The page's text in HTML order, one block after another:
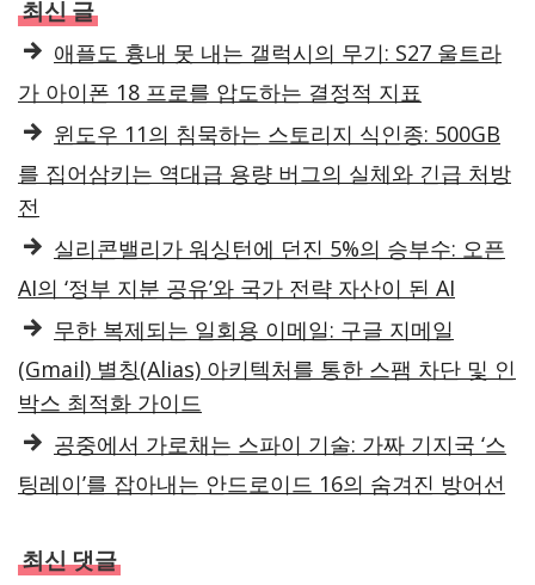
최신 글
애플도 흉내 못 내는 갤럭시의 무기: S27 울트라
가 아이폰 18 프로를 압도하는 결정적 지표
윈도우 11의 침묵하는 스토리지 식인종: 500GB
를 집어삼키는 역대급 용량 버그의 실체와 긴급 처방
전
실리콘밸리가 워싱턴에 던진 5%의 승부수: 오픈
AI의 ‘정부 지분 공유’와 국가 전략 자산이 된 AI
무한 복제되는 일회용 이메일: 구글 지메일
(Gmail) 별칭(Alias) 아키텍처를 통한 스팸 차단 및 인
박스 최적화 가이드
공중에서 가로채는 스파이 기술: 가짜 기지국 ‘스
팅레이’를 잡아내는 안드로이드 16의 숨겨진 방어선
최신 댓글